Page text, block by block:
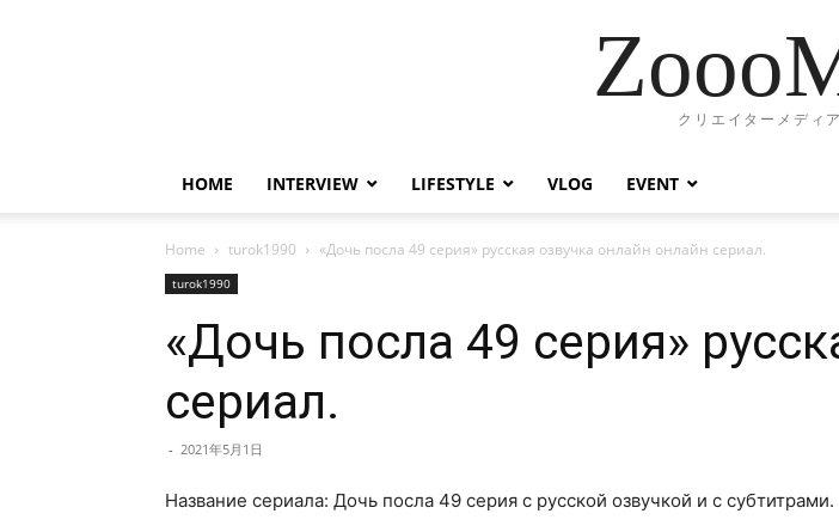
クリエイターメディ
HOME INTERVIEW LIFESTYLE VLOG EVENT
Home turok1990 «Дочь посла 49 серия» русская озвучка онлайн онлайн сериал.
turok1990
«Дочь посла 49 серия»
сериал.
- 2021年5月1日
Название сериала: Дочь посла 49 серия с русской озвучкой и с субтитрами.